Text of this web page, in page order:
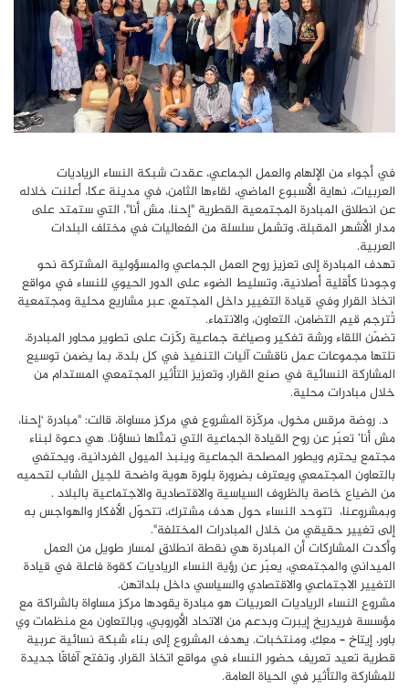
في أجواء من الإلهام والعمل الجماعي، عقدت شبكة النساء الرياديات
العربيات، نهاية الأسبوع الماضي، لقاءها الثامن، في مدينة عكا، أعلنت خلاله
عن انطلاق المبادرة المجتمعية القطرية "إحنا، مش أنا"، التي ستمتد على
مدار الأشهر المقبلة، وتشمل سلسلة من الفعاليات في مختلف البلدات
العربية.
تهدف المبادرة إلى تعزيز روح العمل الجماعي والمسؤولية المشتركة نحو
وجودنا كأقلية أصلانية، وتسليط الضوء على الدور الحيوي للنساء في مواقع
اتخاذ القرار وفي قيادة التغيير داخل المجتمع، عبر مشاريع محلية ومجتمعية
تُترجم قيم التضامن، التعاون، والانتماء.
تضمّن اللقاء ورشة تفكير وصياغة جماعية ركّزت على تطوير محاور المبادرة،
تلتها مجموعات عمل ناقشت آليات التنفيذ في كل بلدة، بما يضمن توسيع
المشاركة النسائية في صنع القرار، وتعزيز التأثير المجتمعي المستدام من
خلال مبادرات محلية.
د. روضة مرقس مخول، مركّزة المشروع في مركز مساواة، قالت: "مبادرة ‘إحنا،
مش أنا’ تعبّر عن روح القيادة الجماعية التي تمثّلها نساؤنا. هي دعوة لبناء
مجتمع يحترم ويطور المصلحة الجماعية وينبذ الميول الفردانية، ويحتفي
بالتعاون المجتمعي ويعترف بضرورة بلورة هوية واضحة للجيل الشاب لتحميه
من الضياع خاصة بالظروف السياسية والاقتصادية والاجتماعية بالبلاد .
وبمشروعنا، تتوحد النساء حول هدف مشترك، تتحوّل الأفكار والهواجس به
إلى تغيير حقيقي من خلال المبادرات المختلفة".
وأكدت المشارِكات أن المبادرة هي نقطة انطلاقٍ لمسار طويل من العمل
الميداني والمجتمعي، يعبّر عن رؤية النساء الرياديات كقوة فاعلة في قيادة
التغيير الاجتماعي والاقتصادي والسياسي داخل بلداتهن.
مشروع النساء الرياديات العربيات هو مبادرة يقودها مركز مساواة بالشراكة مع
مؤسسة فريدريخ إيبرت وبدعم من الاتحاد الأوروبي، وبالتعاون مع منظمات وي
باور، إيتاخ – معِكِ، ومنتخبات. يهدف المشروع إلى بناء شبكة نسائية عربية
قطرية تعيد تعريف حضور النساء في مواقع اتخاذ القرار، وتفتح آفاقًا جديدة
للمشاركة والتأثير في الحياة العامة.